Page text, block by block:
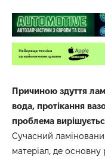
Причиною здуття
вода, протікання
проблема
Сучасний
матеріал, де основну